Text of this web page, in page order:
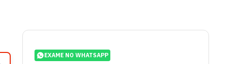
EXAME NO WHATSAPP